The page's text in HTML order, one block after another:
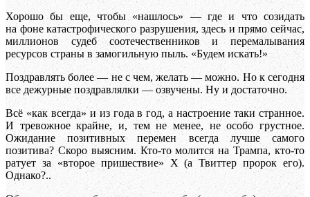
Хорошо бы еще, чтобы «нашлось» — где и что созидать
на фоне катастрофического разрушения, здесь и прямо сейчас,
миллионов судеб соотечественников и перемалывания
ресурсов страны в замогильную пыль. «Будем искать!»
Поздравлять более — не с чем, желать — можно. Но к сегодня
все дежурные поздравлялки — озвучены. Ну и достаточно.
Всё «как всегда» и из года в год, а настроение таки странное.
И тревожное крайне, и, тем не менее, не особо грустное.
Ожидание позитивных перемен всегда лучше самого
позитива? Скоро выясним. Кто-то молится на Трампа, кто-то
ратует за «второе пришествие» Х (а Твиттер пророк его).
Однако?..